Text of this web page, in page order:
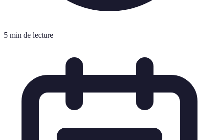
5 min de lecture